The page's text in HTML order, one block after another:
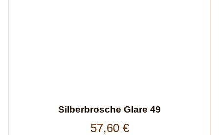
Silberbrosche Glare 49
57,60 €